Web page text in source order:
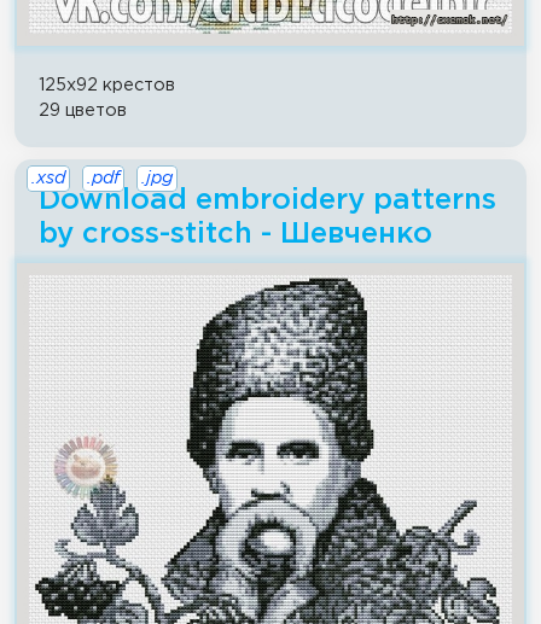
125x92 крестов
29 цветов
Download embroidery patterns
by cross-stitch - Шевченко
.xsd .pdf .jpg